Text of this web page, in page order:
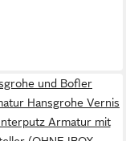
und Bofler
Hansgrohe Vernis
Armatur mit